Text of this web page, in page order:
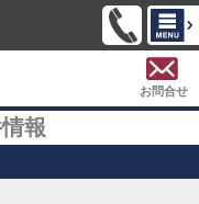
お問合せ
報